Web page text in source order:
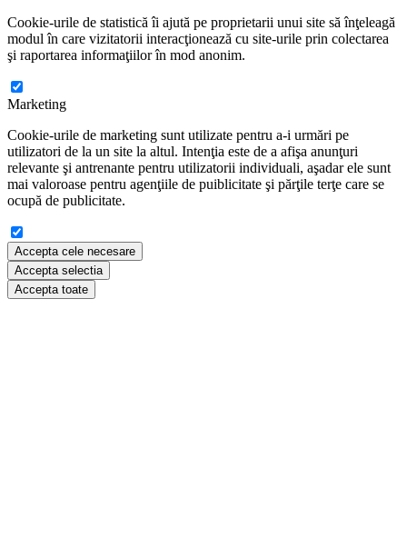
Cookie-urile de statistică îi ajută pe proprietarii unui site să înţeleagă
modul în care vizitatorii interacţionează cu site-urile prin colectarea
şi raportarea informaţiilor în mod anonim.
Marketing
Cookie-urile de marketing sunt utilizate pentru a-i urmări pe
utilizatori de la un site la altul. Intenţia este de a afişa anunţuri
relevante şi antrenante pentru utilizatorii individuali, aşadar ele sunt
mai valoroase pentru agenţiile de puiblicitate şi părţile terţe care se
ocupă de publicitate.
Accepta cele necesare
Accepta selectia
Accepta toate